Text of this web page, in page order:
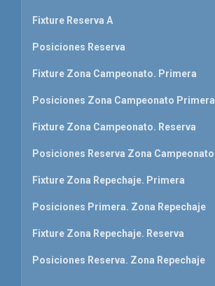
Fixture Reserva A
Posiciones Reserva
Fixture Zona Campeonato. Primera
Posiciones Zona Campeonato Primera
Fixture Zona Campeonato. Reserva
Posiciones Reserva Zona Campeonato
Fixture Zona Repechaje. Primera
Posiciones Primera. Zona Repechaje
Fixture Zona Repechaje. Reserva
Posiciones Reserva. Zona Repechaje